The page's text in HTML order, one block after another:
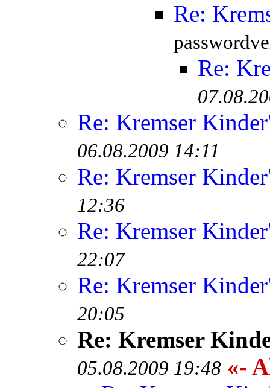
Re:
Re:
Re: Kremser
06.08.2009 14:11
Re: Kremser
12:36
Re: Kremser
22:07
Re: Kremser
20:05
Re: Kremser
05.08.2009 19:48 «-